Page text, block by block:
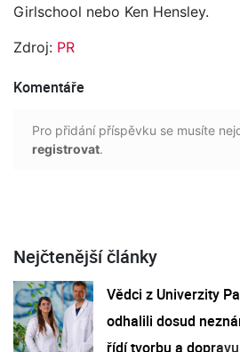
Girlschool nebo Ken Hensley.
Zdroj: PR
Komentáře
Pro přidání příspěvku se musíte
registrovat.
Nejčtenější články
Vědci z Univerzity
odhalili dosud
řídí tvorbu a